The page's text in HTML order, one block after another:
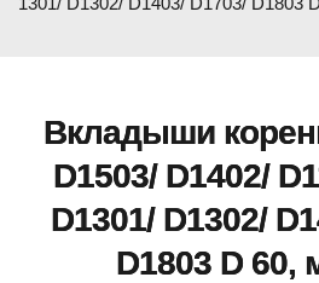
Вкладыши
D1503/ D1402/
D1301/ D1302/
D1803 D 60,